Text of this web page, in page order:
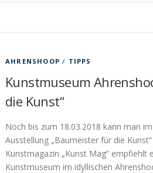
AHRENSHOOP / TIPPS
Kunstmuseum
die Kunst“
Noch bis zum 18.03.2018 kann man
Ausstellung „Baumeister für die
Kunstmagazin „Kunst Mag“ empfiehlt
Kunstmuseum im idyllischen